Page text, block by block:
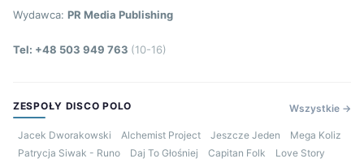
Wydawca: PR Media Publishing
Tel: +48 503 949 763 (10-16)
ZESPOŁY DISCO POLO Wszystkie →
Jacek Dworakowski Alchemist Project Jeszcze Jeden
Mega Koliz
Patrycja Siwak - Runo
Daj To Głośniej Capitan Folk
Love Story